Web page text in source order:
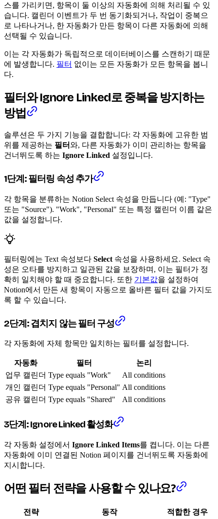
스를 가리키면, 항목이 둘 이상의 자동화에 의해 처리될 수 있
습니다. 캘린더 이벤트가 두 번 동기화되거나, 작업이 중복으
로 나타나거나, 한 자동화가 만든 항목이 다른 자동화에 의해
선택될 수 있습니다.
이는 각 자동화가 독립적으로 데이터베이스를 스캔하기 때문
에 발생합니다. 필터 없이는 모든 자동화가 모든 항목을 봅니
다.
필터와 Ignore Linked로 중복을 방지하는
방법
솔루션은 두 가지 기능을 결합합니다: 각 자동화에 고유한 범
위를 제공하는 필터와, 다른 자동화가 이미 관리하는 항목을
건너뛰도록 하는 Ignore Linked 설정입니다.
1단계: 필터링 속성 추가
각 항목을 분류하는 Notion Select 속성을 만듭니다 (예: "Type"
또는 "Source"). "Work", "Personal" 또는 특정 캘린더 이름 같은
값을 설정합니다.
필터링에는 Text 속성보다 Select 속성을 사용하세요. Select 속
성은 오타를 방지하고 일관된 값을 보장하며, 이는 필터가 정
확히 일치해야 할 때 중요합니다. 또한 기본값을 설정하여
Notion에서 만든 새 항목이 자동으로 올바른 필터 값을 가지도
록 할 수 있습니다.
2단계: 겹치지 않는 필터 구성
각 자동화에 자체 항목만 일치하는 필터를 설정합니다.
자동화 필터
논리
업무 캘린더 Type equals "Work"
All conditions
개인 캘린더 Type equals "Personal" All conditions
공유 캘린더 Type equals "Shared" All conditions
3단계: Ignore Linked 활성화
각 자동화 설정에서 Ignore Linked Items를 켭니다. 이는 다른
자동화에 이미 연결된 Notion 페이지를 건너뛰도록 자동화에
지시합니다.
어떤 필터 전략을 사용할 수 있나요?
전략 동작
적합한 경우